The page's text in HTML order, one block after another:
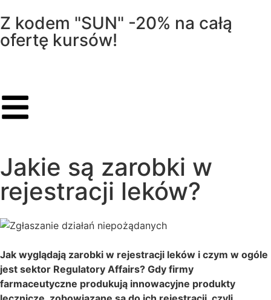
Z kodem "SUN" -20% na całą
ofertę kursów!
Jakie są zarobki w
rejestracji leków?
Jak wyglądają zarobki w rejestracji leków i czym w ogóle
jest sektor Regulatory Affairs? Gdy firmy
farmaceutyczne produkują innowacyjne produkty